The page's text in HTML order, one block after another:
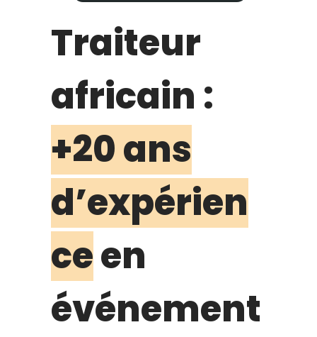
Traiteur
africain :
+20 ans
d’expérien
ceen
événement